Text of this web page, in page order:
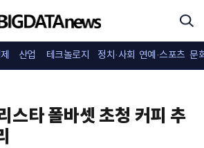
산업 테크놀로지 정치·사회 연예·스포츠 문
스타 폴바셋 초청 커피 추